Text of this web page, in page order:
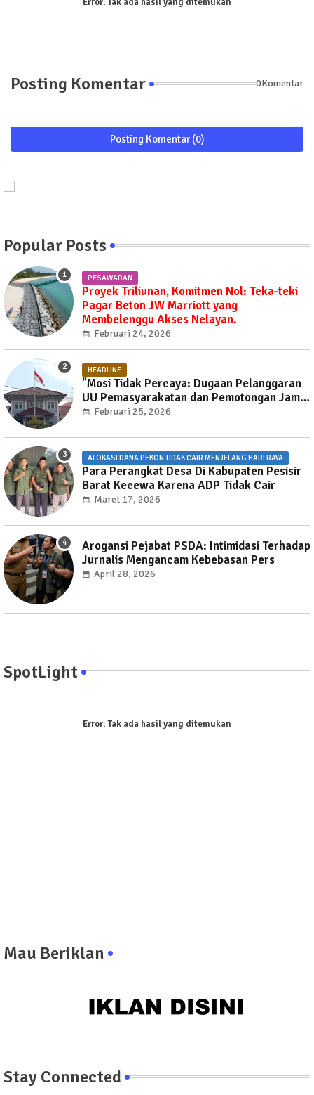
Posting Komentar 0Komentar
Posting Komentar (0)
Popular Posts
PESAWARAN
Proyek Triliunan, Komitmen Nol: Teka-teki
Pagar Beton JW Marriott yang
Membelenggu Akses Nelayan.
Februari 24, 2026
HEADLINE
"Mosi Tidak Percaya: Dugaan Pelanggaran
UU Pemasyarakatan dan Pemotongan Jam
Layanan Publik di Rutan Way Huwi."
Februari 25, 2026
ALOKASI DANA PEKON TIDAK CAIR MENJELANG HARI RAYA
Para Perangkat Desa Di Kabupaten Pesisir
Barat Kecewa Karena ADP Tidak Cair
Maret 17, 2026
Arogansi Pejabat PSDA: Intimidasi Terhadap
Jurnalis Mengancam Kebebasan Pers
April 28, 2026
SpotLight
Error:Tak ada hasil yang ditemukan
Mau Beriklan
Stay Connected